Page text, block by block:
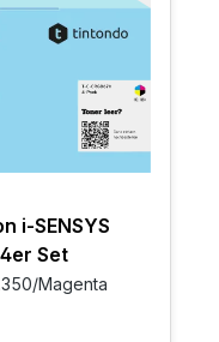
i-SENSYS
Set
Magenta